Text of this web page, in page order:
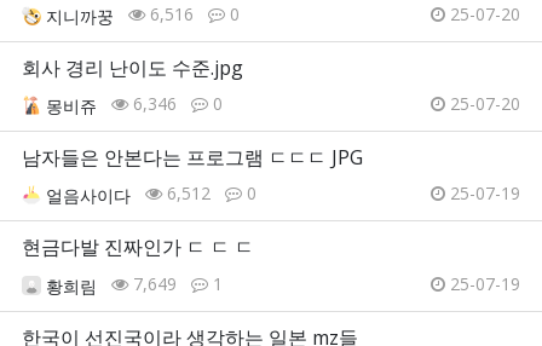
지니까꿍 6,516 0 25-07-20
회사 경리 난이도 수준.jpg
몽비쥬 6,346 0 25-07-20
남자들은 안본다는 프로그램 ㄷㄷㄷ JPG
얼음사이다 6,512 0 25-07-19
현금다발 진짜인가 ㄷ ㄷ ㄷ
황희림 7,649 1 25-07-19
한국이 선진국이라 생각하는 일본 mz들